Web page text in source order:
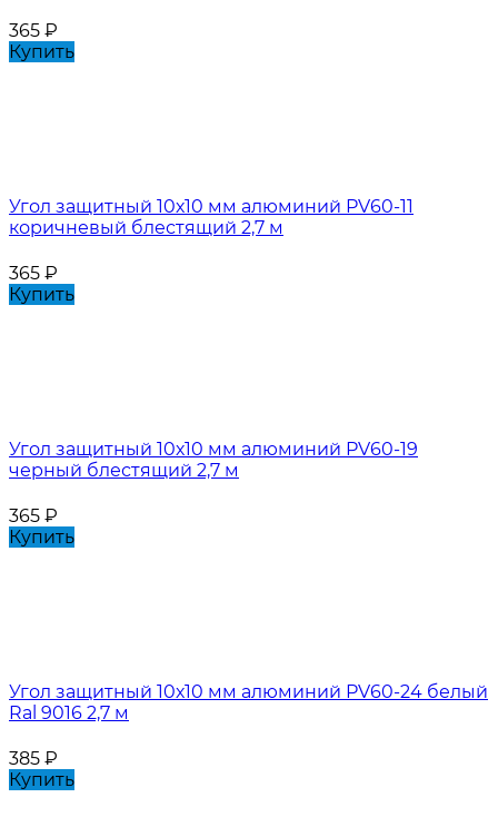
365 ₽
Купить
Угол защитный 10х10 мм алюминий PV60-11
коричневый блестящий 2,7 м
365 ₽
Купить
Угол защитный 10х10 мм алюминий PV60-19
черный блестящий 2,7 м
365 ₽
Купить
Угол защитный 10х10 мм алюминий PV60-24 белый
Ral 9016 2,7 м
385 ₽
Купить